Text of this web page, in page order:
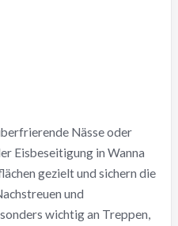
Nässe oder
Eisbeseitigung in Wanna
gezielt und sichern die
und
wichtig an Treppen,